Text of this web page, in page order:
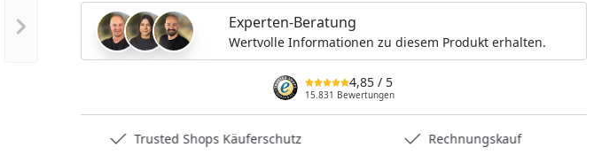
Nächstes Bild anzeigen Experten-Beratung
Wertvolle Informationen zu diesem Produkt erhalten.
4,85 / 5
15.831 Bewertungen
Trusted Shops Käuferschutz Rechnungskauf